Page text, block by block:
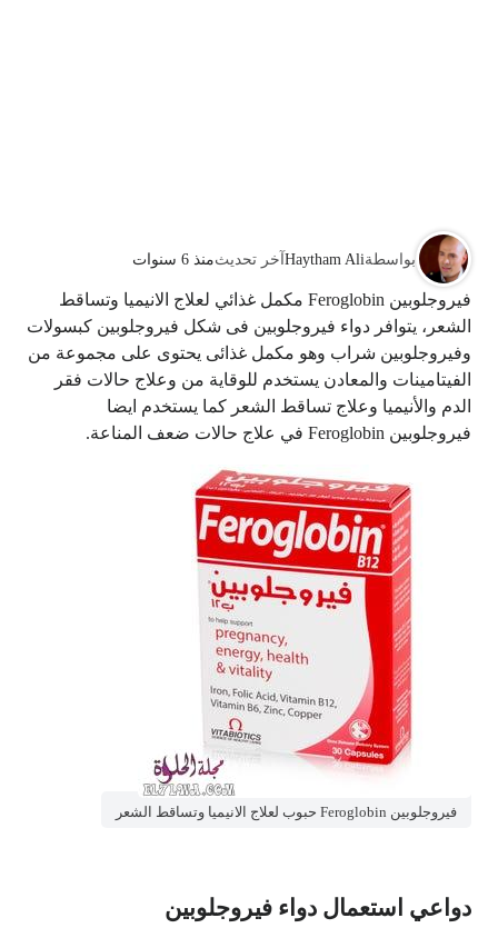
بواسطةHaytham Aliآخر تحديثمنذ 6 سنوات
فيروجلوبين Feroglobin مكمل غذائي لعلاج الانيميا وتساقط
الشعر، يتوافر دواء فيروجلوبين فى شكل فيروجلوبين كبسولات
وفيروجلوبين شراب وهو مكمل غذائى يحتوى على مجموعة من
الفيتامينات والمعادن يستخدم للوقاية من وعلاج حالات فقر
الدم والأنيميا وعلاج تساقط الشعر كما يستخدم ايضا
فيروجلوبين Feroglobin في علاج حالات ضعف المناعة.
فيروجلوبين Feroglobin حبوب لعلاج الانيميا وتساقط الشعر
دواعي استعمال دواء فيروجلوبين